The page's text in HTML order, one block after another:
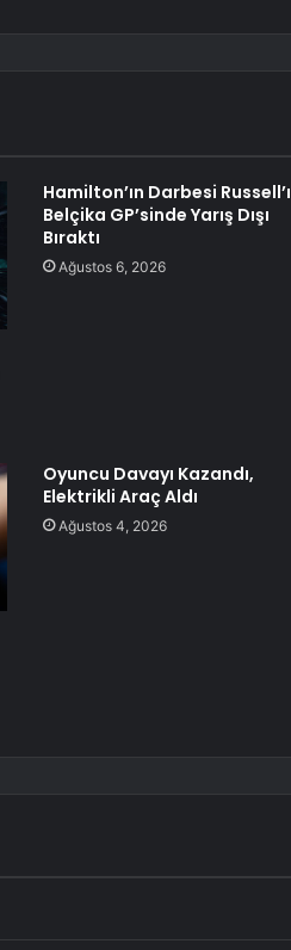
Hamilton’ın Darbesi Russell’ı
Belçika GP’sinde Yarış Dışı
Bıraktı
Ağustos 6, 2026
Oyuncu Davayı Kazandı,
Elektrikli Araç Aldı
Ağustos 4, 2026